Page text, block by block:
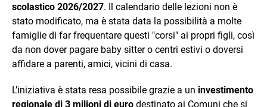
scolastico 2026/2027. Il calendario delle lezioni non è
stato modificato, ma è stata data la possibilità a molte
famiglie di far frequentare questi "corsi" ai propri figli, così
da non dover pagare baby sitter o centri estivi o doversi
affidare a parenti, amici, vicini di casa.
L’iniziativa è stata resa possibile grazie a un investimento
regionale di 3 milioni di euro destinato ai Comuni che si